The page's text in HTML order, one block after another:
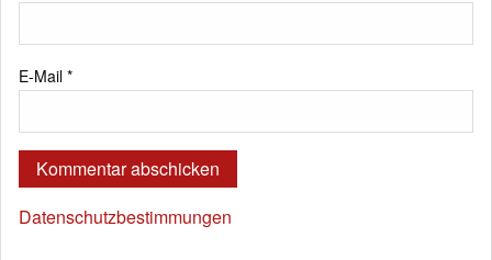
E-Mail *
Datenschutzbestimmungen